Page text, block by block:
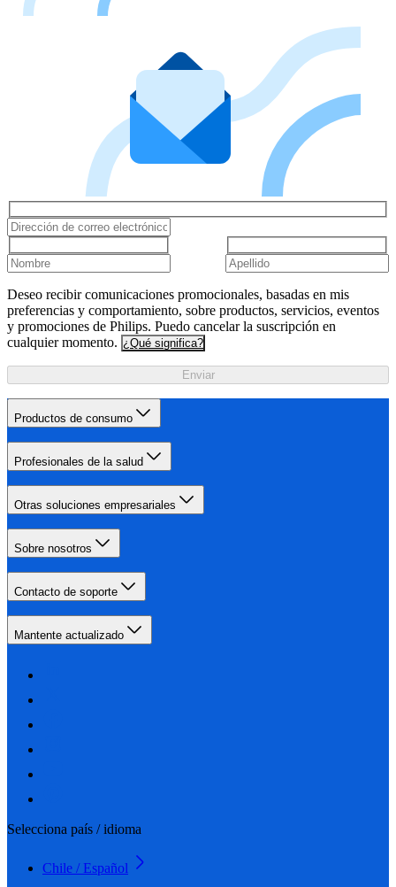
Deseo recibir comunicaciones promocionales, basadas en mis
preferencias y comportamiento, sobre productos, servicios, eventos
y promociones de Philips. Puedo cancelar la suscripción en
cualquier momento. ¿Qué significa?
Enviar
Productos de consumo
Profesionales de la salud
Otras soluciones empresariales
Sobre nosotros
Contacto de soporte
Mantente actualizado
Selecciona país / idioma
Chile / Español